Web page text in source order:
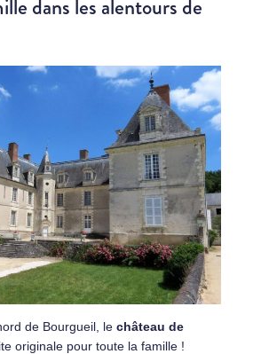
dans les alentours de
de Bourgueil, le château de
originale pour toute la famille !